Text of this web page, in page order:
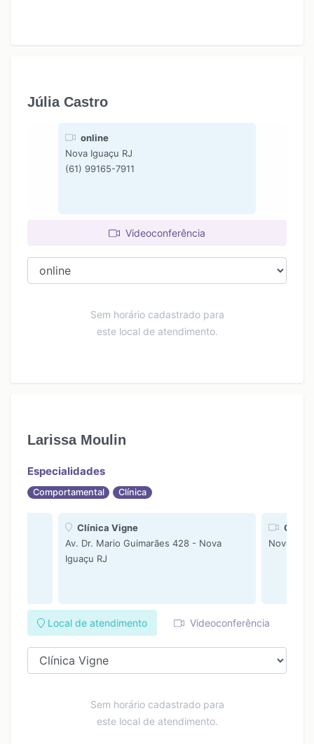
Júlia Castro
online
Nova Iguaçu RJ
(61) 99165-7911
Videoconferência
Sem horário cadastrado para
este local de atendimento.
Larissa Moulin
Especialidades
Comportamental Clínica
Clínica Vigne
Av. Dr. Mario Guimarães 428 - Nova
Iguaçu RJ
On-
Nova
Local de atendimento Videoconferência
Sem horário cadastrado para
este local de atendimento.